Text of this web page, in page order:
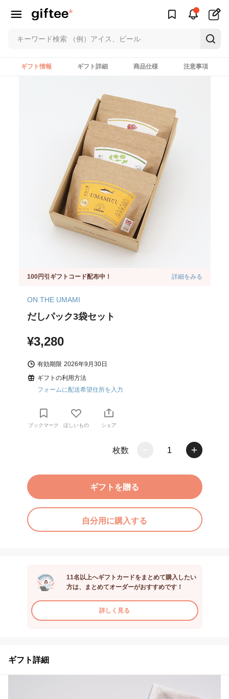
ギフト情報 ギフト詳細 商品仕様 注意事項
100円引ギフトコード配布中！ 詳細をみる
ON THE UMAMI
だしパック3袋セット
¥3,280
有効期限 2026年9月30日
ギフトの利用方法
フォームに配送希望住所を入力
ブックマーク ほしいもの シェア
枚数 1
ギフトを贈る
自分用に購入する
11名以上へギフトカードをまとめて購入したい
方は、まとめてオーダーがおすすめです！
詳しく見る
ギフト詳細